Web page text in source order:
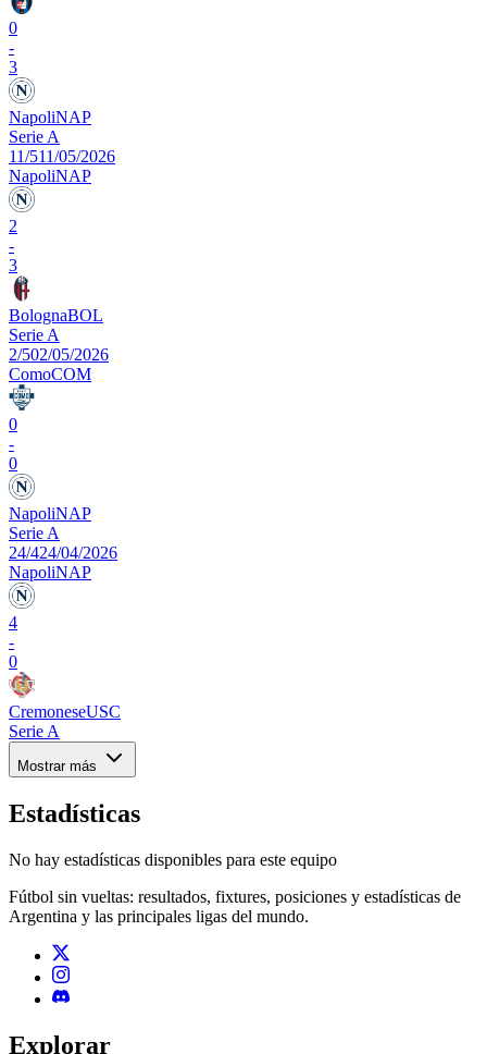
0
-
3
NapoliNAP
Serie A
11/511/05/2026
NapoliNAP
2
-
3
BolognaBOL
Serie A
2/502/05/2026
ComoCOM
0
-
0
NapoliNAP
Serie A
24/424/04/2026
NapoliNAP
4
-
0
CremoneseUSC
Serie A
Mostrar más
Estadísticas
No hay estadísticas disponibles para este equipo
Fútbol sin vueltas: resultados, fixtures, posiciones y estadísticas de
Argentina y las principales ligas del mundo.
Explorar